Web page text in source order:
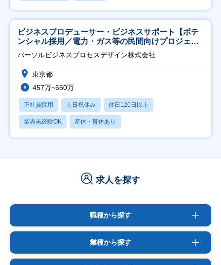
ビジネスプロデューサー・ビジネスサポート【ポテ
ンシャル採用／電力・ガス等の民間向けプロジェク
ト推進】
パーソルビジネスプロセスデザイン株式会社
東京都
457万~650万
正社員採用 土日祝休み 休日120日以上
業界未経験OK 産休・育休あり
求人を探す
職種から探す
業種から探す